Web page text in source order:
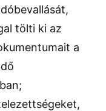
tölti ki az
a